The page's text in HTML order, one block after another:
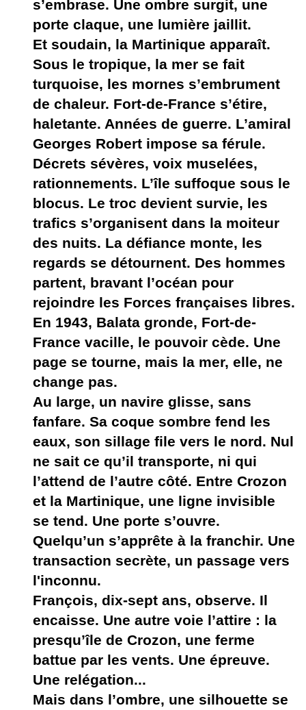
s’embrase. Une ombre surgit, une
porte claque, une lumière jaillit.
Et soudain, la Martinique apparaît.
Sous le tropique, la mer se fait
turquoise, les mornes s’embrument
de chaleur. Fort-de-France s’étire,
haletante. Années de guerre. L’amiral
Georges Robert impose sa férule.
Décrets sévères, voix muselées,
rationnements. L’île suffoque sous le
blocus. Le troc devient survie, les
trafics s’organisent dans la moiteur
des nuits. La défiance monte, les
regards se détournent. Des hommes
partent, bravant l’océan pour
rejoindre les Forces françaises libres.
En 1943, Balata gronde, Fort-de-
France vacille, le pouvoir cède. Une
page se tourne, mais la mer, elle, ne
change pas.
Au large, un navire glisse, sans
fanfare. Sa coque sombre fend les
eaux, son sillage file vers le nord. Nul
ne sait ce qu’il transporte, ni qui
l’attend de l’autre côté. Entre Crozon
et la Martinique, une ligne invisible
se tend. Une porte s’ouvre.
Quelqu’un s’apprête à la franchir. Une
transaction secrète, un passage vers
l'inconnu.
François, dix-sept ans, observe. Il
encaisse. Une autre voie l’attire : la
presqu’île de Crozon, une ferme
battue par les vents. Une épreuve.
Une relégation...
Mais dans l’ombre, une silhouette se